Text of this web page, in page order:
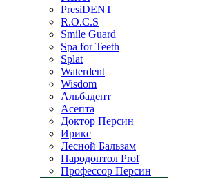
PresiDENT
R.O.C.S
Smile Guard
Spa for Teeth
Splat
Waterdent
Wisdom
Альбадент
Асепта
Доктор Персин
Ирикс
Лесной Бальзам
Пародонтол Prof
Профессор Персин